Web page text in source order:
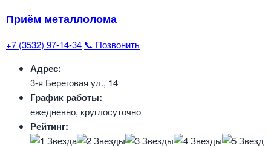
Приём металлолома
+7 (3532) 97-14-34 📞 Позвонить
Адрес:
3-я Береговая ул., 14
График работы:
ежедневно, круглосуточно
Рейтинг: